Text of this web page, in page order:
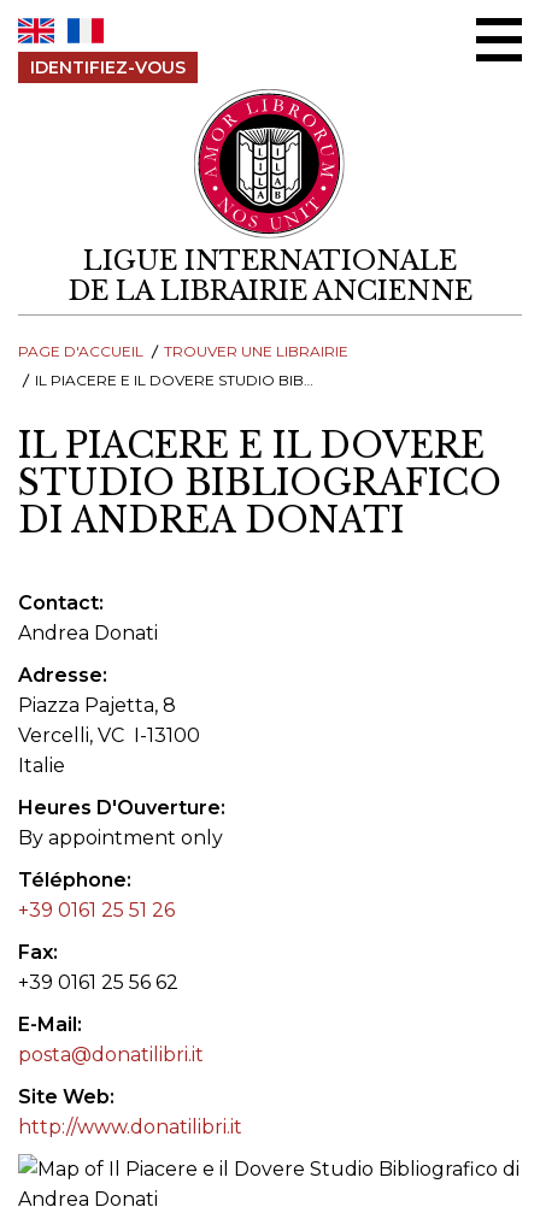
IDENTIFIEZ-VOUS
LIGUE INTERNATIONALE
DE LA LIBRAIRIE ANCIENNE
PAGE D'ACCUEIL
TROUVER UNE LIBRAIRIE
IL PIACERE E IL DOVERE STUDIO BIBLIOGRAFICO DI ANDREA DONATI
IL PIACERE E IL DOVERE
STUDIO BIBLIOGRAFICO
DI ANDREA DONATI
Contact
Andrea Donati
Adresse
Piazza Pajetta, 8
Vercelli, VC I-13100
Italie
Heures D'Ouverture
By appointment only
Téléphone
+39 0161 25 51 26
Fax
+39 0161 25 56 62
E-Mail
posta@donatilibri.it
Site Web
http://www.donatilibri.it